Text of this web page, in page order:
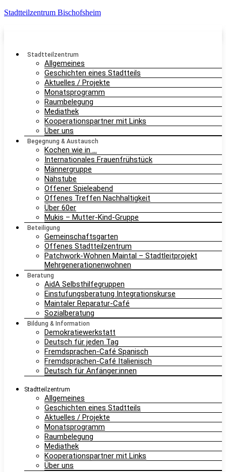
Stadtteilzentrum Bischofsheim
Stadtteilzentrum
Allgemeines
Geschichten eines Stadtteils
Aktuelles / Projekte
Monatsprogramm
Raumbelegung
Mediathek
Kooperationspartner mit Links
Über uns
Begegnung & Austausch
Kochen wie in …
Internationales Frauenfrühstück
Männergruppe
Nähstube
Offener Spieleabend
Offenes Treffen Nachhaltigkeit
Über 60er
Mukis – Mutter-Kind-Gruppe
Beteiligung
Gemeinschaftsgarten
Offenes Stadtteilzentrum
Patchwork-Wohnen Maintal – Stadtleitprojekt
Mehrgenerationenwohnen
Beratung
AidA Selbsthilfegruppen
Einstufungsberatung Integrationskurse
Maintaler Reparatur-Café
Sozialberatung
Bildung & Information
Demokratiewerkstatt
Deutsch für jeden Tag
Fremdsprachen-Café Spanisch
Fremdsprachen-Café Italienisch
Deutsch für Anfänger:innen
Stadtteilzentrum
Allgemeines
Geschichten eines Stadtteils
Aktuelles / Projekte
Monatsprogramm
Raumbelegung
Mediathek
Kooperationspartner mit Links
Über uns